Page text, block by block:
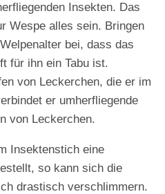
Insekten. Das
Wespe alles sein. Bringen
bei, dass das
für ihn ein Tabu ist.
von Leckerchen, die er im
er umherfliegende
von Leckerchen.
Insektenstich eine
so kann sich die
drastisch verschlimmern.